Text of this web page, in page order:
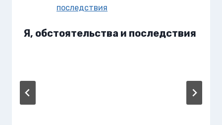
Я, обстоятельства и последствия